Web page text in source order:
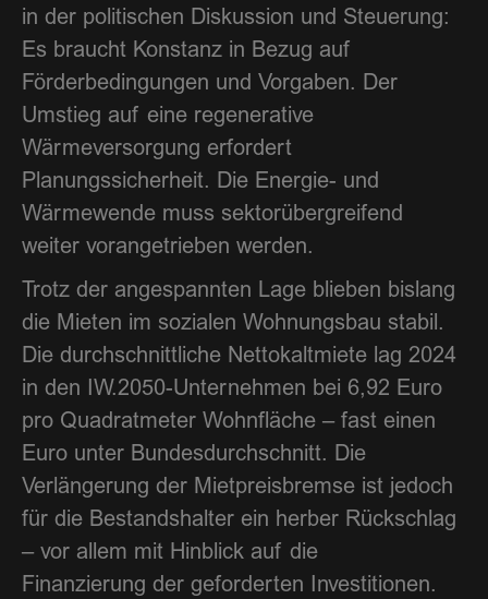
in der politischen Diskussion und Steuerung:
Es braucht Konstanz in Bezug auf
Förderbedingungen und Vorgaben. Der
Umstieg auf eine regenerative
Wärmeversorgung erfordert
Planungssicherheit. Die Energie- und
Wärmewende muss sektorübergreifend
weiter vorangetrieben werden.
Trotz der angespannten Lage blieben bislang
die Mieten im sozialen Wohnungsbau stabil.
Die durchschnittliche Nettokaltmiete lag 2024
in den IW.2050-Unternehmen bei 6,92 Euro
pro Quadratmeter Wohnfläche – fast einen
Euro unter Bundesdurchschnitt. Die
Verlängerung der Mietpreisbremse ist jedoch
für die Bestandshalter ein herber Rückschlag
– vor allem mit Hinblick auf die
Finanzierung der geforderten Investitionen.